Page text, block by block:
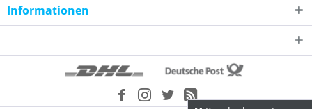
Informationen